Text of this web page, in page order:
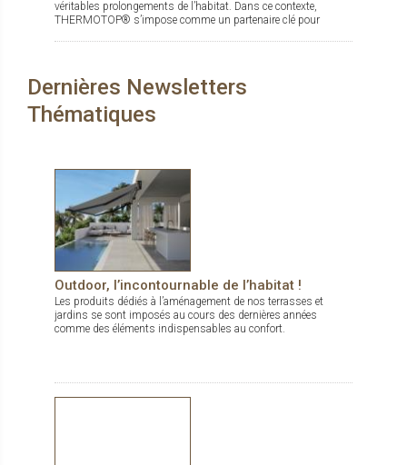
véritables prolongements de l’habitat. Dans ce contexte,
THERMOTOP® s’impose comme un partenaire clé pour
Dernières Newsletters
Thématiques
Outdoor, l’incontournable de l’habitat !
Les produits dédiés à l’aménagement de nos terrasses et
jardins se sont imposés au cours des dernières années
comme des éléments indispensables au confort.